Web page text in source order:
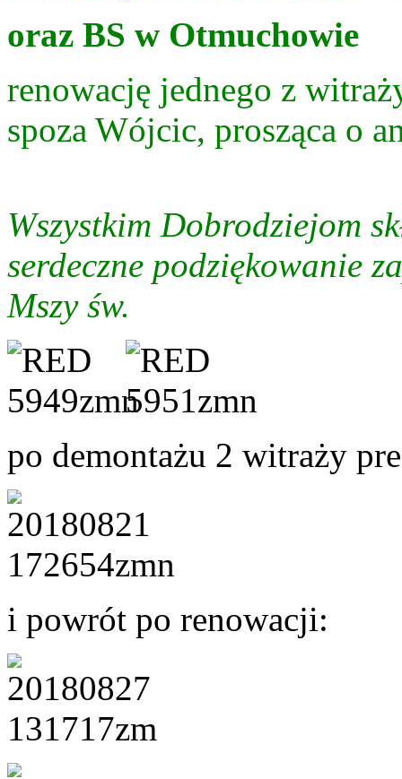
oraz BS w Otmuchowie
renowację jednego z
spoza Wójcic, prosząca o
Wszystkim Dobrodziejom
serdeczne podziękowanie
Mszy św.
po demontażu 2 witraży
i powrót po renowacji: